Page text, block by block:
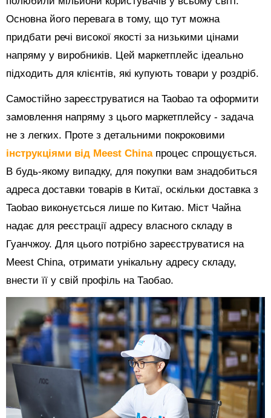
Основна його перевага в тому, що тут можна
придбати речі високої якості за низькими цінами
напряму у виробників. Цей маркетплейс ідеально
підходить для клієнтів, які купують товари у роздріб.
Самостійно зареєструватися на Taobao та оформити
замовлення напряму з цього маркетплейсу - задача
не з легких. Проте з детальними покроковими
інструкціями від Meest China процес спрощується.
В будь-якому випадку, для покупки вам знадобиться
адреса доставки товарів в Китаї, оскільки доставка з
Taobao виконуєтсься лише по Китаю. Міст Чайна
надає для реєстрації адресу власного складу в
Гуанчжоу. Для цього потрібно зареєструватися на
Meest China, отримати унікальну адресу складу,
внести її у свій профіль на Таобао.